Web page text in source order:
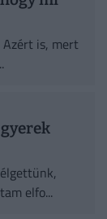
Azért is, mert
elfo...